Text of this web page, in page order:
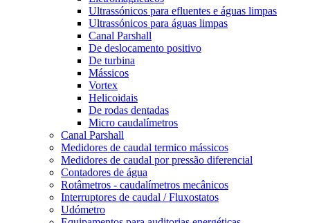
Ultrassónicos para efluentes e águas limpas
Ultrassónicos para águas limpas
Canal Parshall
De deslocamento positivo
De turbina
Mássicos
Vortex
Helicoidais
De rodas dentadas
Micro caudalímetros
Canal Parshall
Medidores de caudal termico mássicos
Medidores de caudal por pressão diferencial
Contadores de água
Rotâmetros - caudalímetros mecânicos
Interruptores de caudal / Fluxostatos
Udómetro